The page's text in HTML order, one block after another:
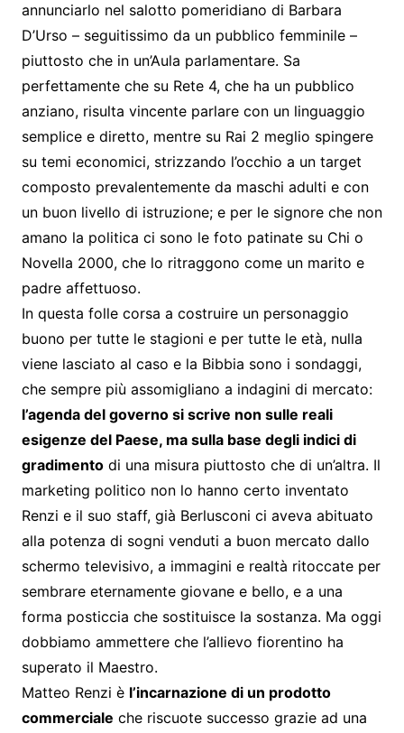
annunciarlo nel salotto pomeridiano di Barbara
D’Urso – seguitissimo da un pubblico femminile –
piuttosto che in un’Aula parlamentare. Sa
perfettamente che su Rete 4, che ha un pubblico
anziano, risulta vincente parlare con un linguaggio
semplice e diretto, mentre su Rai 2 meglio spingere
su temi economici, strizzando l’occhio a un target
composto prevalentemente da maschi adulti e con
un buon livello di istruzione; e per le signore che non
amano la politica ci sono le foto patinate su Chi o
Novella 2000, che lo ritraggono come un marito e
padre affettuoso.
In questa folle corsa a costruire un personaggio
buono per tutte le stagioni e per tutte le età, nulla
viene lasciato al caso e la Bibbia sono i sondaggi,
che sempre più assomigliano a indagini di mercato:
l’agenda del governo si scrive non sulle reali
esigenze del Paese, ma sulla base degli indici di
gradimentodi una misura piuttosto che di un’altra. Il
marketing politico non lo hanno certo inventato
Renzi e il suo staff, già Berlusconi ci aveva abituato
alla potenza di sogni venduti a buon mercato dallo
schermo televisivo, a immagini e realtà ritoccate per
sembrare eternamente giovane e bello, e a una
forma posticcia che sostituisce la sostanza. Ma oggi
dobbiamo ammettere che l’allievo fiorentino ha
superato il Maestro.
Matteo Renzi è l’incarnazione di un prodotto
commerciale che riscuote successo grazie ad una